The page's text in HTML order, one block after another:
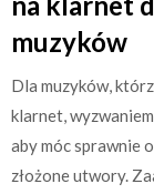
muzyków
Dla muzyków,
klarnet,
aby móc sprawnie
złożone utwory.